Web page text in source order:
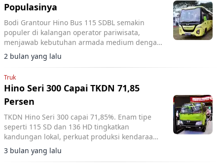
Populasinya
Bodi Grantour Hino Bus 115 SDBL semakin
populer di kalangan operator pariwisata,
menjawab kebutuhan armada medium dengan
desain nyaman dan efisien.
2 bulan yang lalu
Truk
Hino Seri 300 Capai TKDN 71,85
Persen
TKDN Hino Seri 300 capai 71,85%. Enam tipe
seperti 115 SD dan 136 HD tingkatkan
kandungan lokal, perkuat produksi kendaraan
niaga di Indonesia.
3 bulan yang lalu